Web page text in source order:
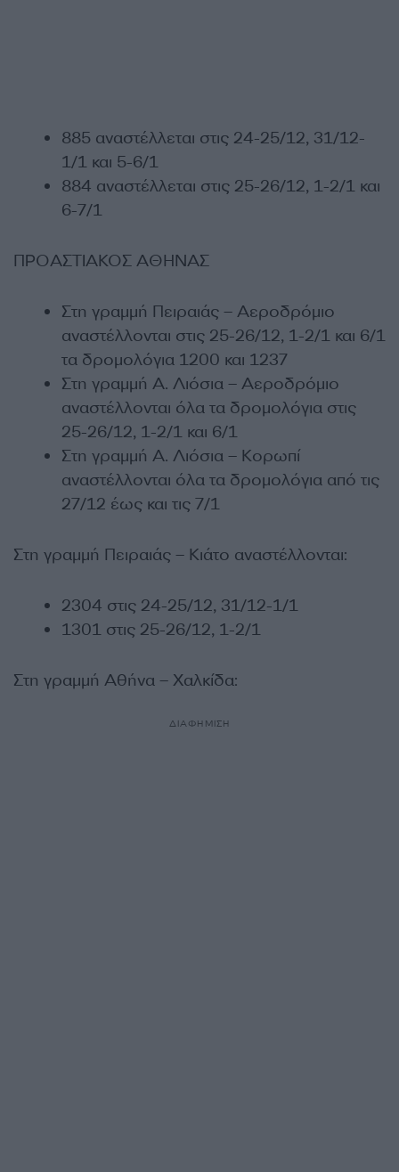
885 αναστέλλεται στις 24-25/12, 31/12-
1/1 και 5-6/1
884 αναστέλλεται στις 25-26/12, 1-2/1 και
6-7/1
ΠΡΟΑΣΤΙΑΚΟΣ ΑΘΗΝΑΣ
Στη γραμμή Πειραιάς – Αεροδρόμιο
αναστέλλονται στις 25-26/12, 1-2/1 και 6/1
τα δρομολόγια 1200 και 1237
Στη γραμμή Α. Λιόσια – Αεροδρόμιο
αναστέλλονται όλα τα δρομολόγια στις
25-26/12, 1-2/1 και 6/1
Στη γραμμή Α. Λιόσια – Κορωπί
αναστέλλονται όλα τα δρομολόγια από τις
27/12 έως και τις 7/1
Στη γραμμή Πειραιάς – Κιάτο αναστέλλονται:
2304 στις 24-25/12, 31/12-1/1
1301 στις 25-26/12, 1-2/1
Στη γραμμή Αθήνα – Χαλκίδα:
ΔΙΑΦΗΜΙΣΗ